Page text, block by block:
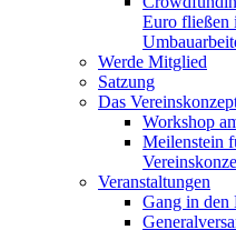
Euro fließen
Werde Mitglied
Satzung
Das
Workshop
Meilenstein
Veranstaltungen
Gang in den